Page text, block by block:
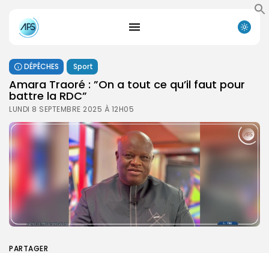
DÉPÊCHES Sport
Amara Traoré : ”On a tout ce qu’il faut pour
battre la RDC”
LUNDI 8 SEPTEMBRE 2025 À 12H05
PARTAGER